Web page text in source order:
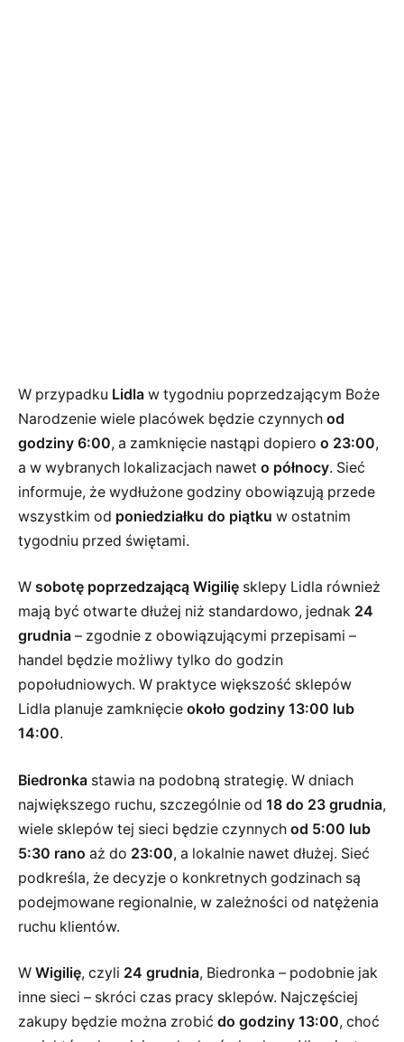
W przypadku Lidla w tygodniu poprzedzającym Boże
Narodzenie wiele placówek będzie czynnych od
godziny 6:00, a zamknięcie nastąpi dopiero o 23:00,
a w wybranych lokalizacjach nawet o północy. Sieć
informuje, że wydłużone godziny obowiązują przede
wszystkim od poniedziałku do piątku w ostatnim
tygodniu przed świętami.
W sobotę poprzedzającą Wigilię sklepy Lidla również
mają być otwarte dłużej niż standardowo, jednak 24
grudnia – zgodnie z obowiązującymi przepisami –
handel będzie możliwy tylko do godzin
popołudniowych. W praktyce większość sklepów
Lidla planuje zamknięcie około godziny 13:00 lub
14:00.
Biedronka stawia na podobną strategię. W dniach
największego ruchu, szczególnie od 18 do 23 grudnia,
wiele sklepów tej sieci będzie czynnych od 5:00 lub
5:30 rano aż do 23:00, a lokalnie nawet dłużej. Sieć
podkreśla, że decyzje o konkretnych godzinach są
podejmowane regionalnie, w zależności od natężenia
ruchu klientów.
W Wigilię, czyli 24 grudnia, Biedronka – podobnie jak
inne sieci – skróci czas pracy sklepów. Najczęściej
zakupy będzie można zrobić do godziny 13:00, choć